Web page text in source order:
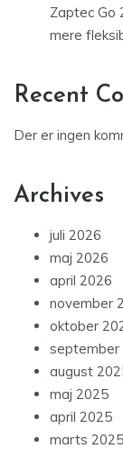
Zaptec Go
mere
Recent
Der er ingen
Archives
juli 2026
maj 2026
april 2026
november
oktober
september
august
maj 2025
april 2025
marts 2025